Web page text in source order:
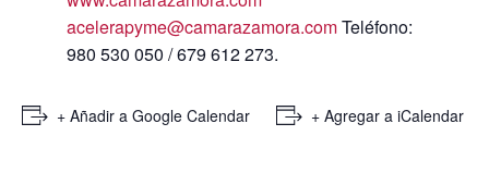
acelerapyme@camarazamora.comTeléfono:
980 530 050 / 679 612 273.
+ Añadir a Google Calendar + Agregar a iCalendar